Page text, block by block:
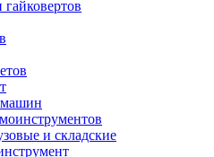
машин
и складские